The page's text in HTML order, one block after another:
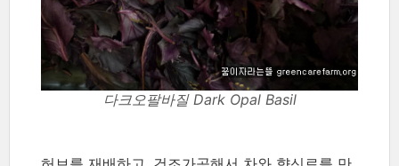
다크오팔바질 Dark Opal Basil